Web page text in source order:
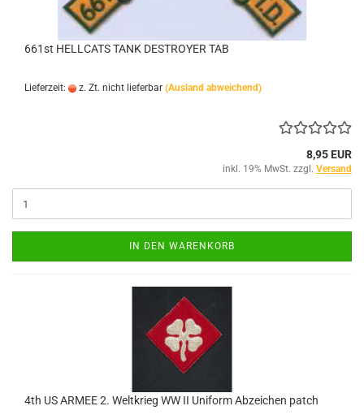
661st HELLCATS TANK DESTROYER TAB
Lieferzeit: z. Zt. nicht lieferbar (Ausland abweichend)
8,95 EUR
inkl. 19% MwSt. zzgl. Versand
IN DEN WARENKORB
4th US ARMEE 2. Weltkrieg WW II Uniform Abzeichen patch